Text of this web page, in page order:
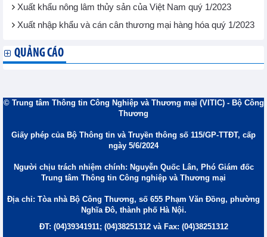
Xuất khẩu nông lâm thủy sản của Việt Nam quý 1/2023
Xuất nhập khẩu và cán cân thương mại hàng hóa quý 1/2023
QUẢNG CÁO
© Trung tâm Thông tin Công Nghiệp và Thương mại (VITIC) - Bộ Công
Thương
Giấy phép của Bộ Thông tin và Truyền thông số 115/GP-TTĐT, cấp
ngày 5/6/2024
Người chịu trách nhiệm chính: Nguyễn Quốc Lân, Phó Giám đốc
Trung tâm Thông tin Công nghiệp và Thương mại
Địa chỉ: Tòa nhà Bộ Công Thương, số 655 Phạm Văn Đồng, phường
Nghĩa Đô, thành phố Hà Nội.
ĐT: (04)39341911; (04)38251312 và Fax: (04)38251312